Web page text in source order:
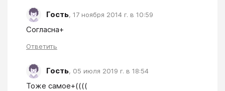
Гость, 17 ноября 2014 г. в 10:59
Согласна+
Ответить
Гость, 05 июля 2019 г. в 18:54
Тоже самое+((((